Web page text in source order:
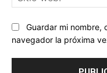
Guardar mi nombre,
navegador la próxima